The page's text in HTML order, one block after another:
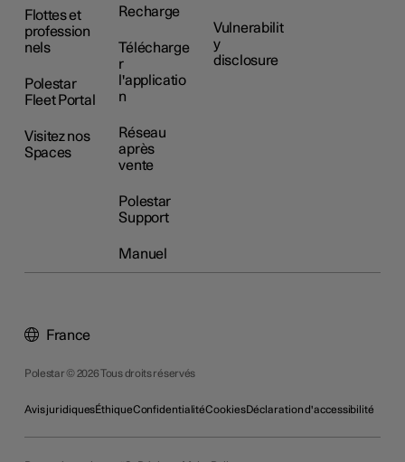
Flottes et
profession
nels
Polestar
Fleet Portal
Visitez nos
Spaces
Recharge
Télécharge
r
l'applicatio
n
Réseau
après
vente
Polestar
Support
Manuel
Vulnerabilit
y
disclosure
Polestar © 2026 Tous droits réservés
Avis juridiquesÉthiqueConfidentialitéCookiesDéclaration d'accessibilité
France